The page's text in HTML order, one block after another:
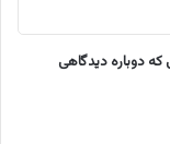
که دوباره دیدگاهی